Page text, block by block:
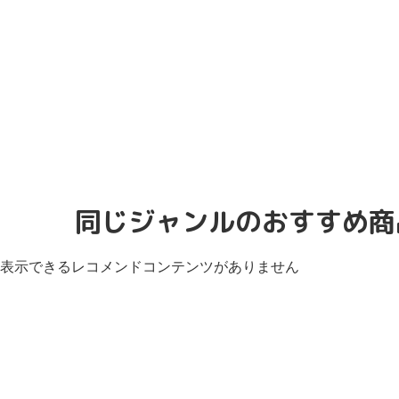
同じジャンルのおすすめ
表示できるレコメンドコンテンツがありません